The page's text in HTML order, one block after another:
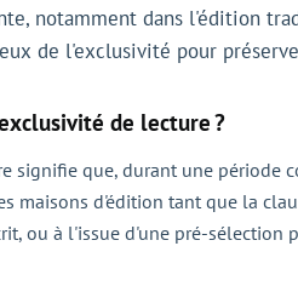
notamment dans l'édition
de l'exclusivité pour
de lecture ?
signifie que, durant une période
maisons d'édition tant que la
ou à l'issue d'une pré-sélection